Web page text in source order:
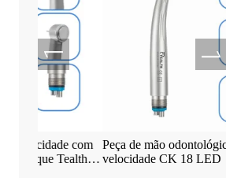
Peça de mão odontológica de alta
velocidade CK 18 LED